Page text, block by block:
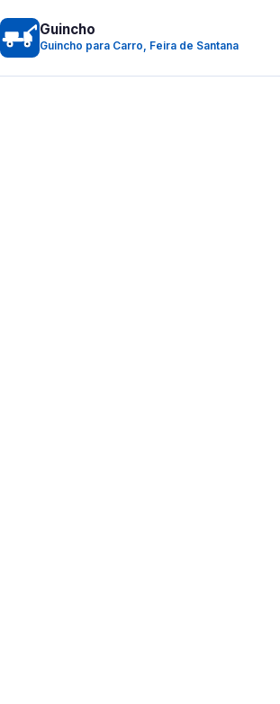
Guincho
Guincho para Carro, Feira de Santana